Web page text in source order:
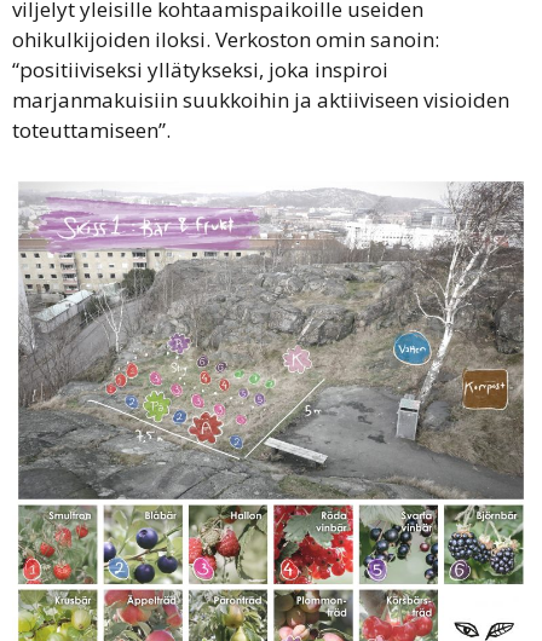
viljelyt yleisille kohtaamispaikoille useiden
ohikulkijoiden iloksi. Verkoston omin sanoin:
“positiiviseksi yllätykseksi, joka inspiroi
marjanmakuisiin suukkoihin ja aktiiviseen visioiden
toteuttamiseen”.